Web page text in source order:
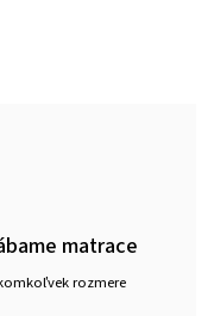
matrace
rozmere